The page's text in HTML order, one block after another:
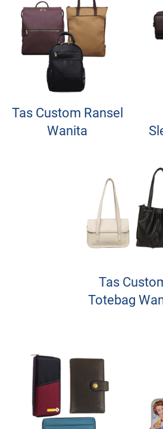
Tas Custom Ransel
Wanita
Tas
Totebag